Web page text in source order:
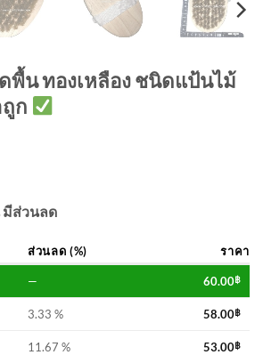
พื้น ทองเหลือง ชนิดแป้นไม้
ก
มีส่วนลด
ส่วนลด (%) ราคา
— 60.00฿
3.33 % 58.00฿
11.67 % 53.00฿